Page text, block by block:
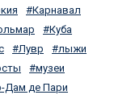
Карнавал
Куба
Лувр
лыжи
музеи
Дам де Пари